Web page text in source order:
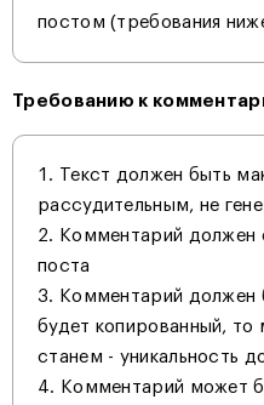
постом (требования
Требованию к
Текст должен быть
рассудительным, не
Комментарий должен
поста
Комментарий должен
будет копированный, то
станем - уникальность
Комментарий может